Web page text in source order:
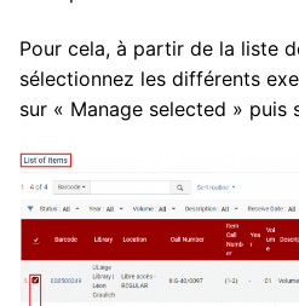
Pour cela, à partir de la liste
sélectionnez les différents
sur « Manage selected » puis